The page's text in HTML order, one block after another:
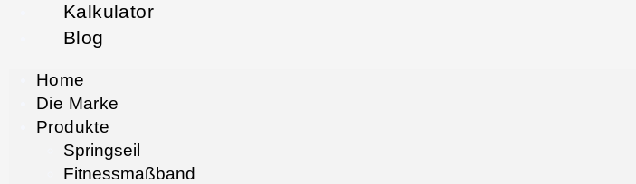
Kalkulator
Blog
Home
Die Marke
Produkte
Springseil
Fitnessmaßband